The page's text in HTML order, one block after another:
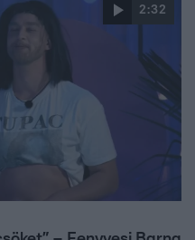
2:32